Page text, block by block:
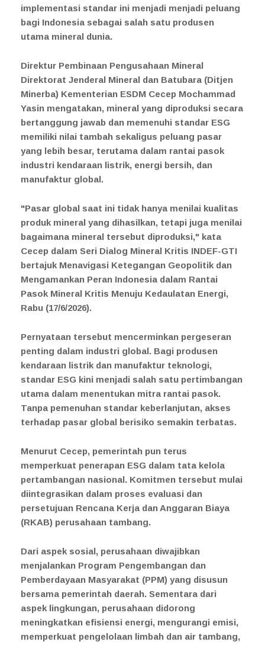
implementasi standar ini menjadi menjadi peluang
bagi Indonesia sebagai salah satu produsen
utama mineral dunia.
Direktur Pembinaan Pengusahaan Mineral
Direktorat Jenderal Mineral dan Batubara (Ditjen
Minerba) Kementerian ESDM Cecep Mochammad
Yasin mengatakan, mineral yang diproduksi secara
bertanggung jawab dan memenuhi standar ESG
memiliki nilai tambah sekaligus peluang pasar
yang lebih besar, terutama dalam rantai pasok
industri kendaraan listrik, energi bersih, dan
manufaktur global.
"Pasar global saat ini tidak hanya menilai kualitas
produk mineral yang dihasilkan, tetapi juga menilai
bagaimana mineral tersebut diproduksi," kata
Cecep dalam Seri Dialog Mineral Kritis INDEF-GTI
bertajuk Menavigasi Ketegangan Geopolitik dan
Mengamankan Peran Indonesia dalam Rantai
Pasok Mineral Kritis Menuju Kedaulatan Energi,
Rabu (17/6/2026).
Pernyataan tersebut mencerminkan pergeseran
penting dalam industri global. Bagi produsen
kendaraan listrik dan manufaktur teknologi,
standar ESG kini menjadi salah satu pertimbangan
utama dalam menentukan mitra rantai pasok.
Tanpa pemenuhan standar keberlanjutan, akses
terhadap pasar global berisiko semakin terbatas.
Menurut Cecep, pemerintah pun terus
memperkuat penerapan ESG dalam tata kelola
pertambangan nasional. Komitmen tersebut mulai
diintegrasikan dalam proses evaluasi dan
persetujuan Rencana Kerja dan Anggaran Biaya
(RKAB) perusahaan tambang.
Dari aspek sosial, perusahaan diwajibkan
menjalankan Program Pengembangan dan
Pemberdayaan Masyarakat (PPM) yang disusun
bersama pemerintah daerah. Sementara dari
aspek lingkungan, perusahaan didorong
meningkatkan efisiensi energi, mengurangi emisi,
memperkuat pengelolaan limbah dan air tambang,